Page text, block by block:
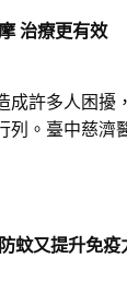
治療更有效
成許多人困擾
列。臺中慈濟
蚊又提升免疫